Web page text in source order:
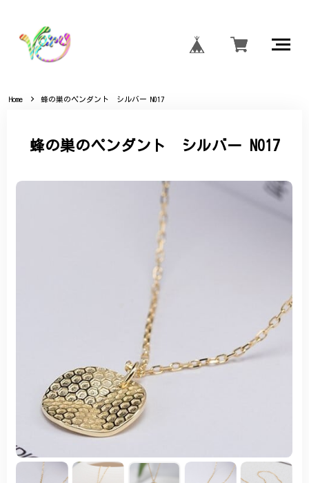
Home 蜂の巣のペンダント シルバー N017
蜂の巣のペンダント シルバー N017